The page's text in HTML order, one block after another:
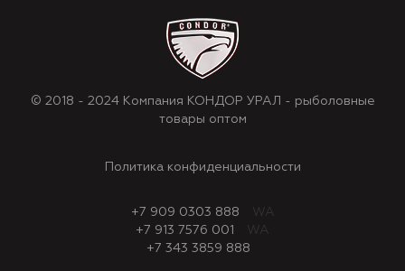
© 2018 - 2024 Компания КОНДОР УРАЛ - рыболовные
товары оптом
Политика конфиденциальности
+7 909 0303 888
WA
+7 913 7576 001
WA
+7 343 3859 888